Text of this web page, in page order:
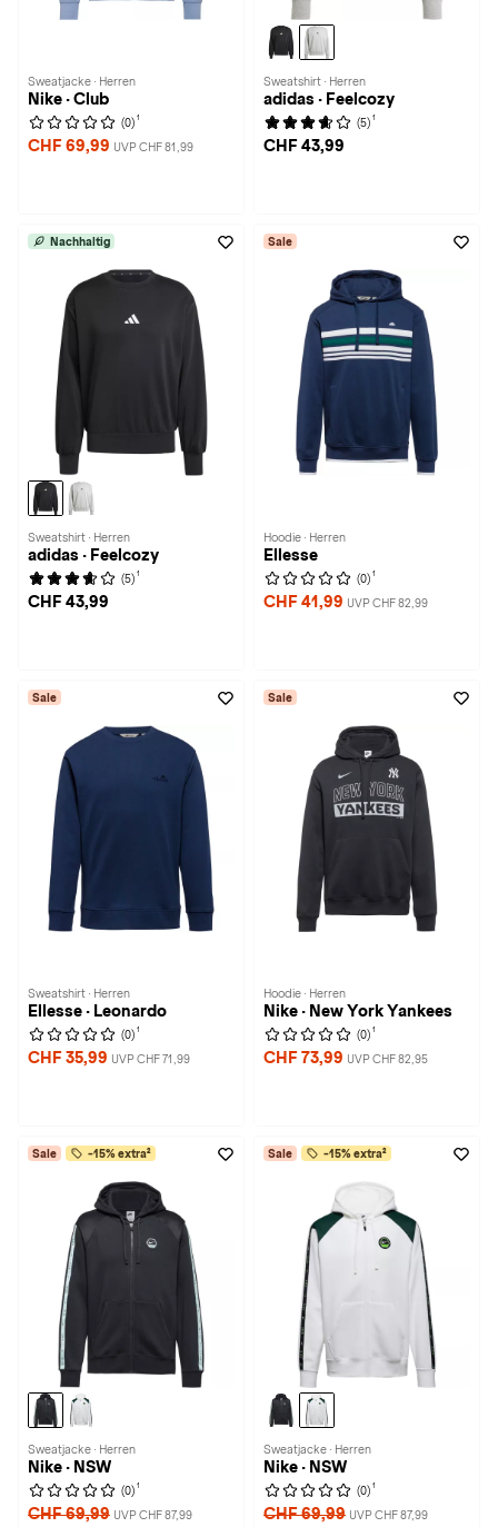
Sweatjacke · Herren
Nike · Club
(0) 1
CHF 69,99 UVP CHF 81,99
Sweatshirt · Herren
adidas · Feelcozy
(5) 1
CHF 43,99
Nachhaltig
Sweatshirt · Herren
adidas · Feelcozy
(5) 1
CHF 43,99
Sale
Hoodie · Herren
Ellesse
(0) 1
CHF 41,99 UVP CHF 82,99
Sale
Sweatshirt · Herren
Ellesse · Leonardo
(0) 1
CHF 35,99 UVP CHF 71,99
Sale
Hoodie · Herren
Nike · New York Yankees
(0) 1
CHF 73,99 UVP CHF 82,95
Sale -15% extra²
Sweatjacke · Herren
Nike · NSW
(0) 1
CHF 69,99 UVP CHF 87,99
Sale -15% extra²
Sweatjacke · Herren
Nike · NSW
(0) 1
CHF 69,99 UVP CHF 87,99